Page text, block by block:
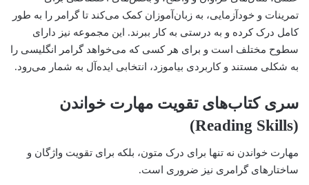
تمرینات و خودآزمایی، به زبان‌آموزان کمک می‌کند تا گرامر را به طور
کامل درک کرده و به درستی به کار ببرند. این مجموعه نیز دارای
سطوح مختلف است و برای هر کسی که می‌خواهد گرامر انگلیسی را
به شکلی مستند و کاربردی بیاموزد، انتخابی ایده‌آل به شمار می‌رود.
سری کتاب‌های تقویت مهارت خواندن
(Reading Skills)
مهارت خواندن نه تنها برای درک متون، بلکه برای تقویت واژگان و
ساختارهای گرامری نیز ضروری است.